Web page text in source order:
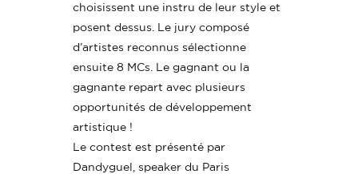
choisissent une instru de leur style et
posent dessus. Le jury composé
d’artistes reconnus sélectionne
ensuite 8 MCs. Le gagnant ou la
gagnante repart avec plusieurs
opportunités de développement
artistique !
Le contest est présenté par
Dandyguel, speaker du Paris